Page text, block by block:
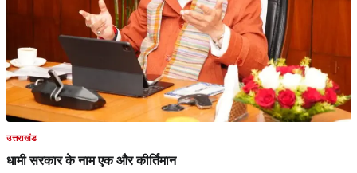
उत्तराखंड
धामी सरकार के नाम एक और कीर्तिमान